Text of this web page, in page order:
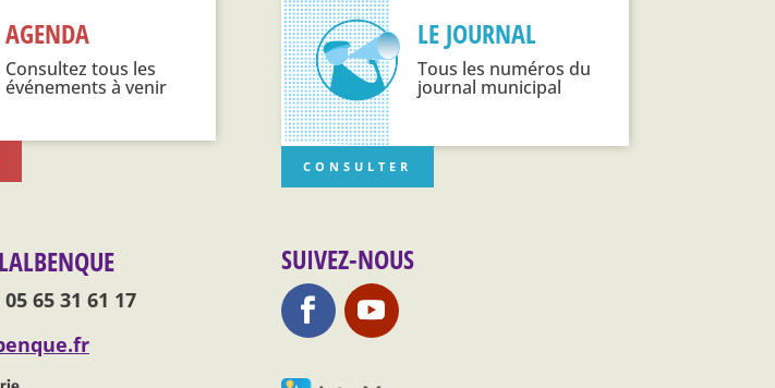
AGENDA
Consultez tous les
événements à venir
LE JOURNAL
Tous les numéros du
journal municipal
CONSULTER
65 31 61 17
SUIVEZ-NOUS